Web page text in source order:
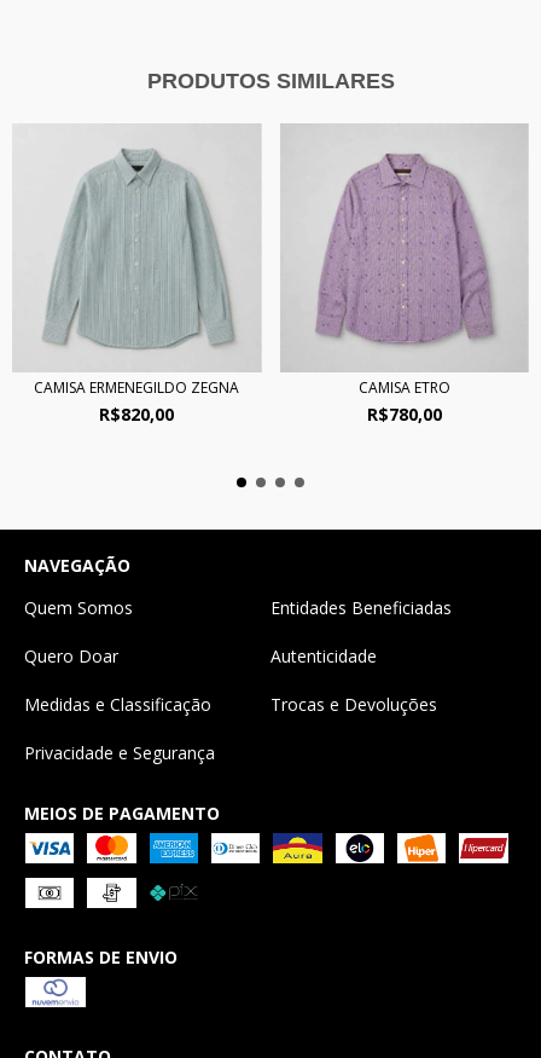
PRODUTOS SIMILARES
CAMISA ERMENEGILDO ZEGNA
R$820,00
CAMISA ETRO
R$780,00
NAVEGAÇÃO
Quem Somos
Entidades Beneficiadas
Quero Doar Autenticidade
Medidas e Classificação Trocas e Devoluções
Privacidade e Segurança
MEIOS DE PAGAMENTO
FORMAS DE ENVIO